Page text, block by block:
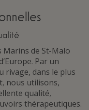
Marins de St-Malo
Par un
rivage, dans le plus
nous utilisons,
qualité,
thérapeutiques.